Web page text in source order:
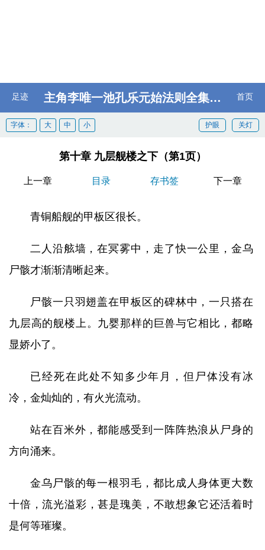
足迹 主角李唯一池孔乐元始法则全集阅读 首页
关灯
护眼
字体： 大 中 小
第十章 九层舰楼之下（第1页）
上一章 目录 存书签 下一章
青铜船舰的甲板区很长。
二人沿舷墙，在冥雾中，走了快一公里，金乌
尸骸才渐渐清晰起来。
尸骸一只羽翅盖在甲板区的碑林中，一只搭在
九层高的舰楼上。九婴那样的巨兽与它相比，都略
显娇小了。
已经死在此处不知多少年月，但尸体没有冰
冷，金灿灿的，有火光流动。
站在百米外，都能感受到一阵阵热浪从尸身的
方向涌来。
金乌尸骸的每一根羽毛，都比成人身体更大数
十倍，流光溢彩，甚是瑰美，不敢想象它还活着时
是何等璀璨。